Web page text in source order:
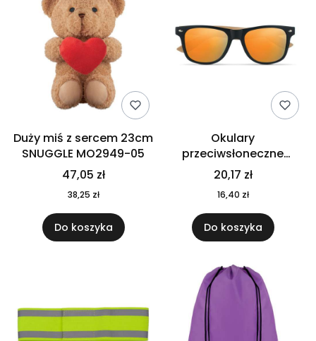
Duży miś z sercem 23cm
SNUGGLE MO2949-05
47,05 zł
38,25 zł
Do koszyka
Okulary
przeciwsłoneczne
CALIFORNIA TOUCH
MO9617-10
20,17 zł
16,40 zł
Do koszyka